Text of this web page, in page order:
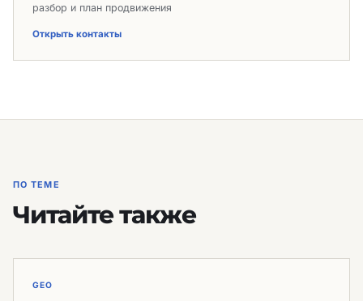
разбор и план продвижения
Открыть контакты
ПО ТЕМЕ
Читайте также
GEO